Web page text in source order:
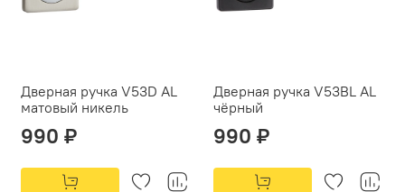
Дверная ручка V53D AL
матовый никель
990 ₽
Дверная ручка V53BL AL
чёрный
990 ₽